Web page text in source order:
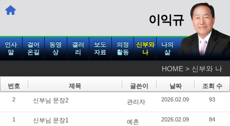
이익규
인사
말
걸어
온길
동영
상
갤러
리
보도
자료
의정
활동
신부와
나
나의
삶
HOME > 신부와 나
번호 제목 글쓴이 날짜 조회 수
2 신부님 문장2 관리자 2026.02.09 93
1 신부님 문장1 예촌 2026.02.09 84